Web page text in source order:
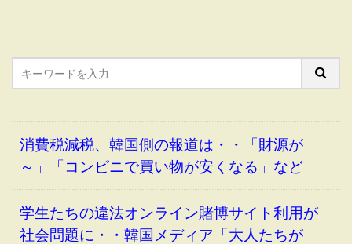
消費税減税、韓国側の報道は・・「財源が
～」「コンビニで買い物が安くなる」など
学生たちの違法オンライン賭博サイト利用が
社会問題に・・韓国メディア「大人たちが